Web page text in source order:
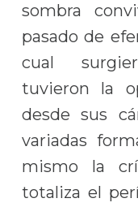
sombra
pasado de
cual
tuvieron la
desde sus
variadas
mismo la
totaliza el